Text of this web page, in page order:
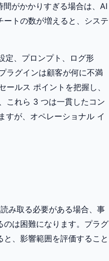
がかかりすぎる場合は、AI
トの数が増えると、システ
定、プロンプト、ログ形
ラグインは顧客が何に不満
ルス ポイントを把握し、
これら 3 つは一貫したコン
すが、オペレーショナル イ
み取る必要がある場合、事
は困難になります。プラグ
、影響範囲を評価すること